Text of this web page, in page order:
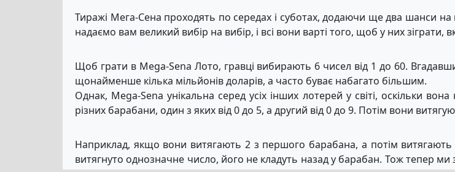
Тиражі Мега-Сена проходять по середах і суботах, додаючи ще два шанси на
надаємо вам великий вибір на вибір, і всі вони варті того, щоб у них
Щоб грати в Mega-Sena Лото, гравці вибирають 6 чисел від 1 до 60.
щонайменше кілька мільйонів доларів, а часто буває набагато більшим.
Однак, Mega-Sena унікальна серед усіх інших лотерей у світі, оскільки
різних барабани, один з яких від 0 до 5, а другий від 0 до 9. Потім вони
Наприклад, якщо вони витягають 2 з першого барабана, а потім
витягнуто однозначне число, його не кладуть назад у барабан. Тож тепер